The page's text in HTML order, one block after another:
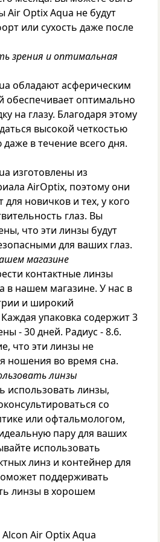
Air Optix Aqua не будут
или сухость даже после
зрения и оптимальная
обладают асферическим
обеспечивает оптимально
на глазу. Благодаря этому
высокой четкостью
в течение всего дня.
изготовлены из
AirOptix, поэтому они
новичков и тех, у кого
глаз. Вы
что эти линзы будут
для ваших глаз.
магазине
контактные линзы
в нашем магазине. У нас в
и широкий
упаковка содержит 3
- 30 дней. Радиус - 8.6.
что эти линзы не
ношения во время сна.
линзы
использовать линзы,
со
или офтальмологом,
пару для ваших
использовать
линз и контейнер для
поддерживать
линзы в хорошем
Air Optix Aqua